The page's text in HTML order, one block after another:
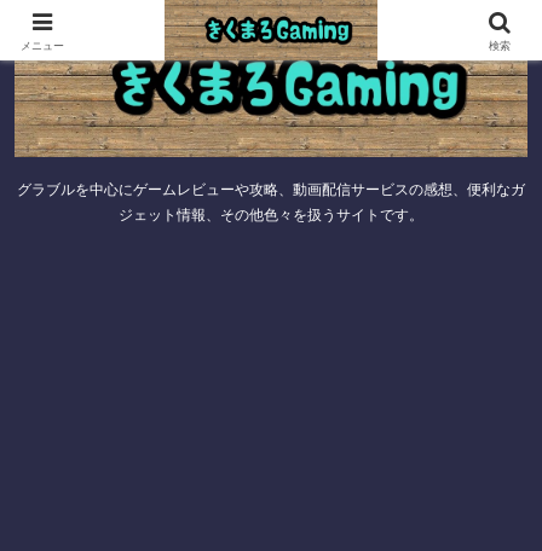
グラブルを中心にゲームレビューや攻略、動画配信サービスの感想、便利なガ
ジェット情報、その他色々を扱うサイトです。
メニュー 検索